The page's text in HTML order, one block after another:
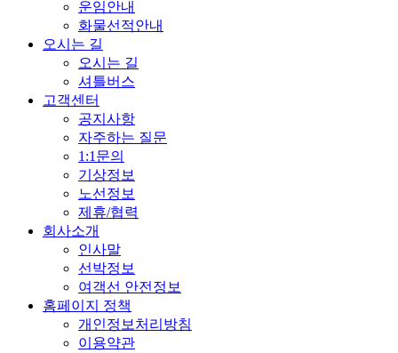
운임안내
화물선적안내
오시는 길
오시는 길
셔틀버스
고객센터
공지사항
자주하는 질문
1:1문의
기상정보
노선정보
제휴/협력
회사소개
인사말
선박정보
여객선 안전정보
홈페이지 정책
개인정보처리방침
이용약관